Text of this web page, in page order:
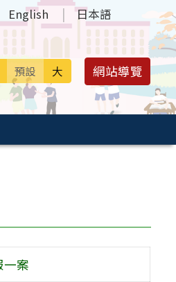
English 日本語
預設 大 網站導覽
一案